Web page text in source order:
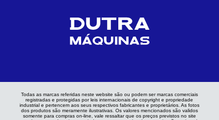
Todas as marcas referidas neste website são ou podem ser marcas comerciais
registradas e protegidas por leis internacionais de copyright e propriedade
industrial e pertencem aos seus respectivos fabricantes e proprietários. As fotos
dos produtos são meramente ilustrativas. Os valores mencionados são validos
somente para compras on-line, vale ressaltar que os preços previstos no site